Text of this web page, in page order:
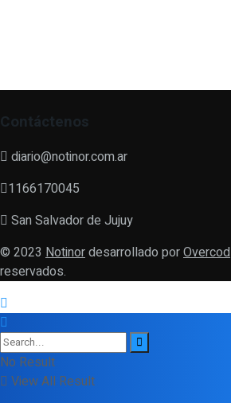
Contáctenos
diario@notinor.com.ar
1166170045
San Salvador de Jujuy
© 2023 Notinordesarrollado porOvercod
reservados.
No Result
View All Result